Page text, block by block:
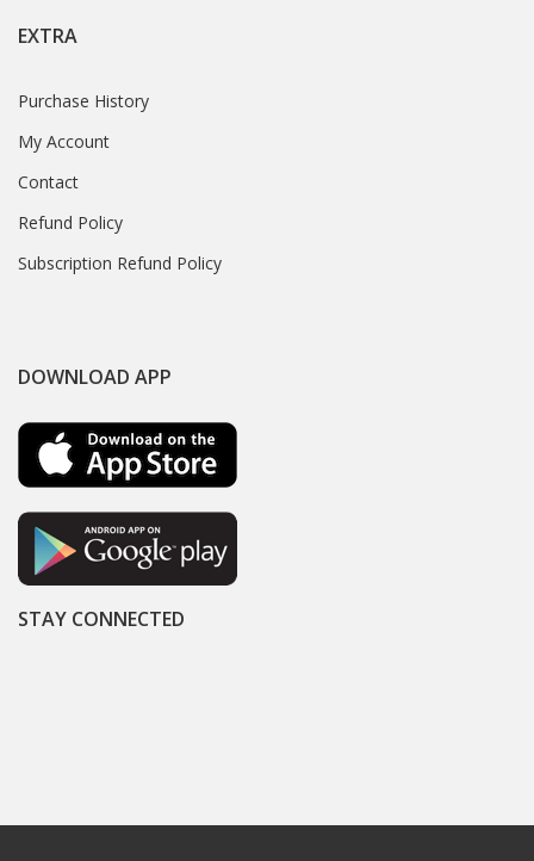
EXTRA
Purchase History
My Account
Contact
Refund Policy
Subscription Refund Policy
DOWNLOAD APP
STAY CONNECTED